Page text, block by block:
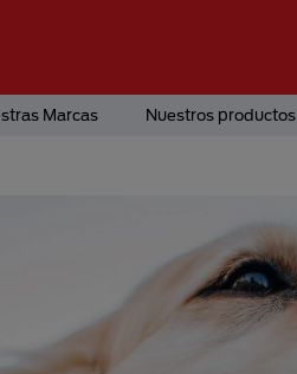
Marcas Nuestros productos